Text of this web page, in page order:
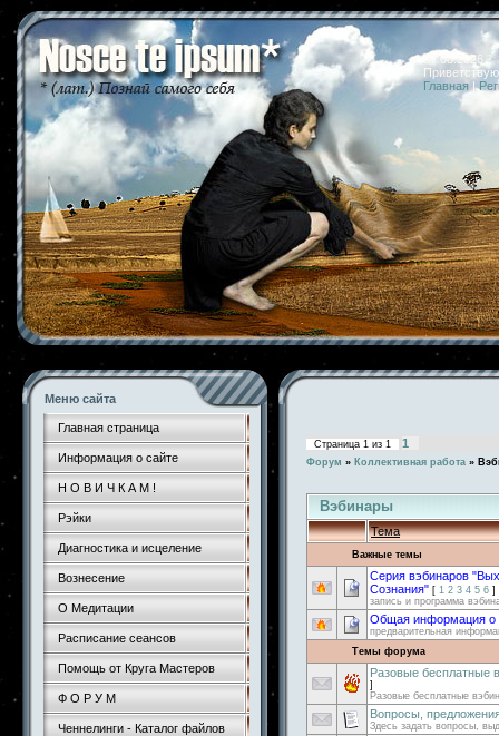
07.08.2026
Главная |
Меню сайта
Главная страница
Информация о сайте
Н О В И Ч К А М !
Рэйки
Диагностика и исцеление
Вознесение
О Медитации
Расписание сеансов
Помощь от Круга Мастеров
Ф О Р У М
Ченнелинги - Каталог файлов
Страница 1 из 1 1
Форум » Коллективная работа »
Вэбинары
Тема
Важные темы
Серия вэбинаров
Сознания" [ 1 2 3 4 5 6 ]
запись и программа
Общая информация о
предварительная
Темы форума
Разовые бесплатные
]
Разовые бесплатные
Вопросы,
Здесь задать вопросы,